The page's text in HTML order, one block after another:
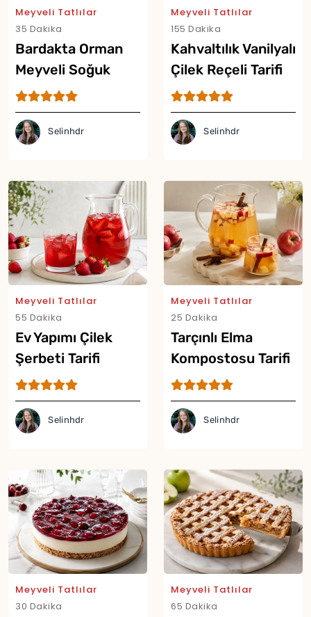
Meyveli Tatlılar
35 Dakika
Bardakta Orman
Meyveli Soğuk
Cheesecake Tarifi
Selinhdr
Meyveli Tatlılar
155 Dakika
Kahvaltılık Vanilyalı
Çilek Reçeli Tarifi
Selinhdr
Meyveli Tatlılar
55 Dakika
Ev Yapımı Çilek
Şerbeti Tarifi
Selinhdr
Meyveli Tatlılar
25 Dakika
Tarçınlı Elma
Kompostosu Tarifi
Selinhdr
Meyveli Tatlılar
30 Dakika
Meyveli Tatlılar
65 Dakika